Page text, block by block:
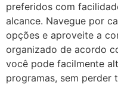
preferidos com
alcance. Navegue por
opções e aproveite a
organizado de acordo
você pode facilmente
programas, sem perder